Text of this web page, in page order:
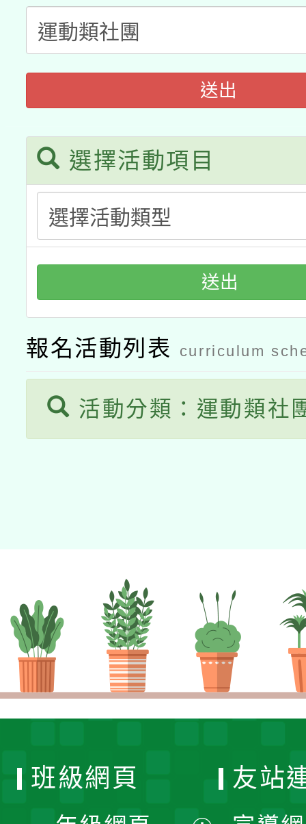
礎課程
A3數位素養講師名單
「數位內容與教學軟體
有關大陸委員會函釋公
業技術研究院辦理「
用水績優單位及節水達
動」
送出
選擇活動項目
送出
報名活動列表 curriculum
活動分類：運動類社
班級網頁 友站